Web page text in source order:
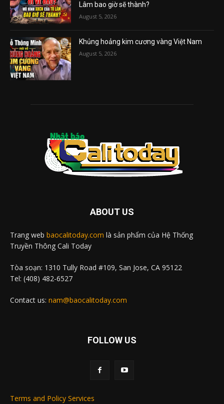
Lâm bao giờ sẽ thành?
August 5, 2026
Khủng hoảng kim cương vàng Việt Nam
August 5, 2026
ABOUT US
Trang web baocalitoday.com là sản phẩm của Hệ Thống
Truyền Thông Cali Today
Tòa soạn: 1310 Tully Road #109, San Jose, CA 95122
Tel: (408) 482-6527
Contact us: nam@baocalitoday.com
FOLLOW US
Terms and Policy Services